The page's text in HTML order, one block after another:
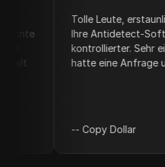
Tolle Leute, erstaunlicher
Ihre Antidetect-Software ist
kontrollierter. Sehr einfach
hatte eine Anfrage und ihr
Copy Dollar